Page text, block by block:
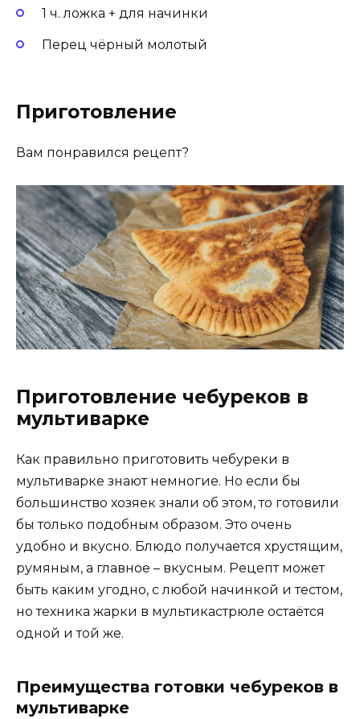
1 ч. ложка + для начинки
Перец чёрный молотый
Приготовление
Вам понравился рецепт?
Приготовление чебуреков в
мультиварке
Как правильно приготовить чебуреки в
мультиварке знают немногие. Но если бы
большинство хозяек знали об этом, то готовили
бы только подобным образом. Это очень
удобно и вкусно. Блюдо получается хрустящим,
румяным, а главное – вкусным. Рецепт может
быть каким угодно, с любой начинкой и тестом,
но техника жарки в мультикастрюле остаётся
одной и той же.
Преимущества готовки чебуреков в
мультиварке